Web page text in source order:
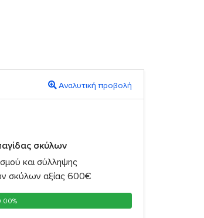
Αναλυτική προβολή
σκύλων
και σύλληψης
σκύλων αξίας 600€